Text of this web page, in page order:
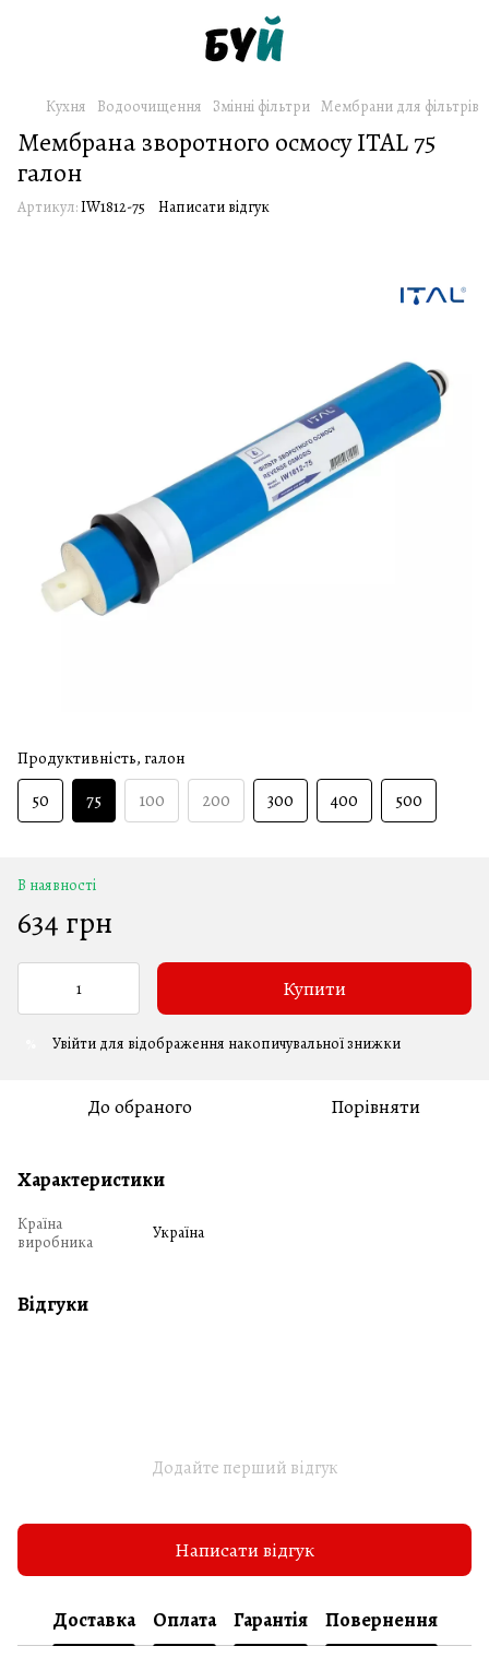
Кухня Водоочищення Змінні фільтри Мембрани для фільтрів
Мембрана зворотного осмосу ITAL 75
галон
Артикул:IW1812-75 Написати відгук
Продуктивність, галон
50 75 100 200 300 400 500
В наявності
634 грн
Купити
Увійти для відображення накопичувальної знижки
До обраного Порівняти
Характеристики
Країна
виробника
Україна
Відгуки
Додайте перший відгук
Написати відгук
Доставка Оплата Гарантія Повернення